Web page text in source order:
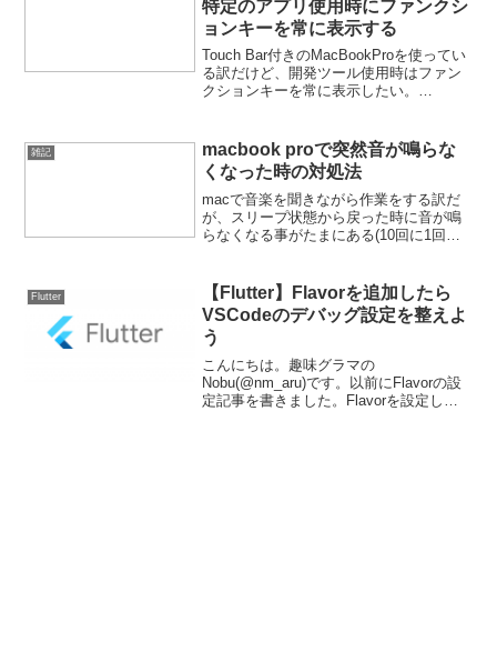
特定のアプリ使用時にファンクシ
ョンキーを常に表示する
Touch Bar付きのMacBookProを使ってい
る訳だけど、開発ツール使用時はファン
クションキーを常に表示したい。
使ってみようと思った...
雑記
macbook proで突然音が鳴らな
くなった時の対処法
macで音楽を聞きながら作業をする訳だ
が、スリープ状態から戻った時に音が鳴
らなくなる事がたまにある(10回に1回ぐ
をして復活させてた。でも、流石に作業
をしたい時...
Flutter
【Flutter】Flavorを追加したら
VSCodeのデバッグ設定を整えよ
う
こんにちは。趣味グラマの
Nobu(@nm_aru)です。以前にFlavorの設
定記事を書きました。Flavorを設定した